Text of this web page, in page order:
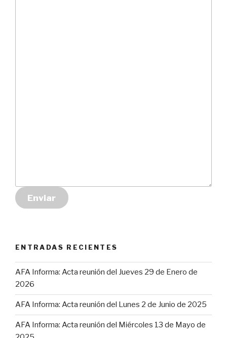
Enviar
ENTRADAS RECIENTES
AFA Informa: Acta reunión del Jueves 29 de Enero de
2026
AFA Informa: Acta reunión del Lunes 2 de Junio de 2025
AFA Informa: Acta reunión del Miércoles 13 de Mayo de